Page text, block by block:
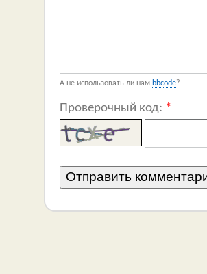
А не использовать ли нам bbcode?
Проверочный код: *